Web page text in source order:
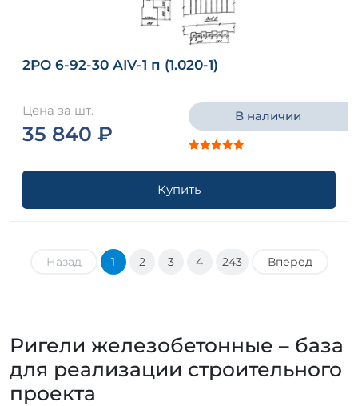
2РО 6-92-30 АIV-1 п (1.020-1)
Цена за шт.
35 840 ₽
В наличии
Купить
Назад 1 2 3 4 243 Вперед
Ригели железобетонные – база
для реализации строительного
проекта